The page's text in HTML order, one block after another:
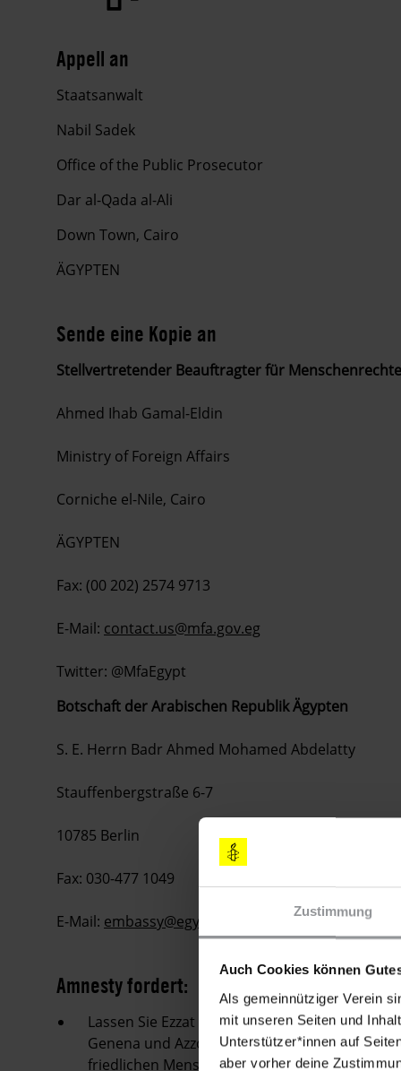
Zustimmung
Auch Cookies können
Als gemeinnütziger Verein
mit unseren Seiten und
Unterstützer*innen auf
aber vorher deine
Appell an
Staatsanwalt
Nabil Sadek
Office of the Public Prosecutor
Dar al-Qada al-Ali
Down Town, Cairo
ÄGYPTEN
Sende eine Kopie an
Stellvertretender Beauftragter für
Ahmed Ihab Gamal-Eldin
Ministry of Foreign Affairs
Corniche el-Nile, Cairo
ÄGYPTEN
Fax: (00 202) 2574 9713
E-Mail: contact.us@mfa.gov.eg
Twitter: @MfaEgypt
Botschaft der Arabischen Republik Ägypten
S. E. Herrn Badr Ahmed Mohamed Abdelatty
Stauffenbergstraße 6-7
10785 Berlin
Fax: 030-477 1049
E-Mail: embassy@egyptian-embassy.de
Amnesty fordert:
Lassen Sie Ezzat Ghoniem, Mustafa al-
Genena und Azzoz Mahgoub umgehend und
friedlichen Menschenrechtsarbeit und der